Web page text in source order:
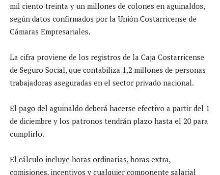
mil ciento treinta y un millones de colones en aguinaldos,
según datos confirmados por la Unión Costarricense de
Cámaras Empresariales.
La cifra proviene de los registros de la Caja Costarricense
de Seguro Social, que contabiliza 1,2 millones de personas
trabajadoras aseguradas en el sector privado nacional.
El pago del aguinaldo deberá hacerse efectivo a partir del 1
de diciembre y los patronos tendrán plazo hasta el 20 para
cumplirlo.
El cálculo incluye horas ordinarias, horas extra,
comisiones, incentivos y cualquier componente salarial